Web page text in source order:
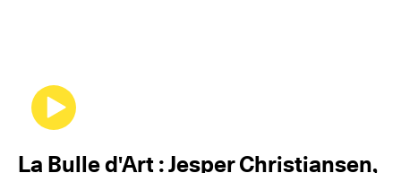
La Bulle d'Art : Jesper Christiansen,